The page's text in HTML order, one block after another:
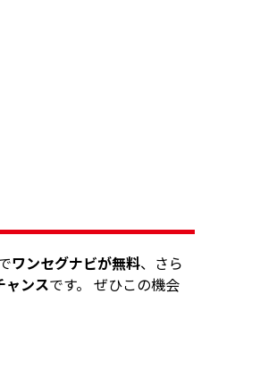
ワンセグナビが無料、さら
ャンスです。 ぜひこの機会